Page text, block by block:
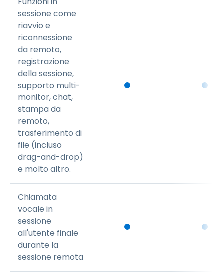
sessione come
riavvio e
riconnessione
da remoto,
registrazione
della sessione,
supporto multi-
monitor, chat,
stampa da
remoto,
trasferimento di
file (incluso
drag-and-drop)
e molto altro.
Chiamata
vocale in
sessione
all'utente finale
durante la
sessione remota